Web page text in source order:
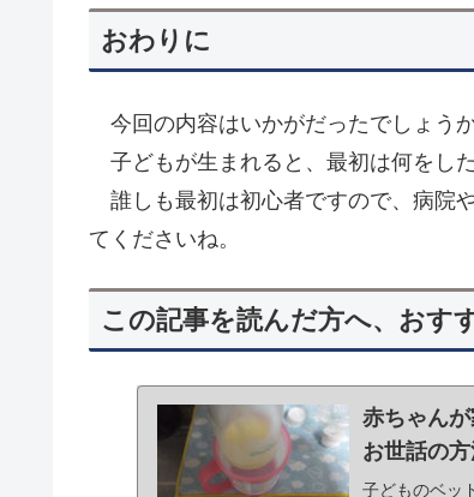
おわりに
今回の内容はいかがだったでしょうか
子どもが生まれると、最初は何をし
誰しも最初は初心者ですので、病院
てくださいね。
この記事を読んだ方へ、おす
赤ちゃん
お世話の
子どものベッ